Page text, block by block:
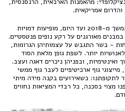
מהאמנות הארכאית, הרנסנסית,
אמריקאית.
מ-2018 ועד היום, מופיעות דמויות
מאורגנים על רקע נופים פנטסטיים.
- בשר התגבש על עצמותיהן הגרומות,
יותר. לשפת גופן מלאת הסוד
ואינטימיות, ובפניהן ניכרים דאגה ועצב.
גוף ארכיטיפיים לעבר גוף ממשי
לתקופתנו: כשאירועים בקנה מידה מיתי
מצוי בסכנה, כל רבדי המציאות נחווים